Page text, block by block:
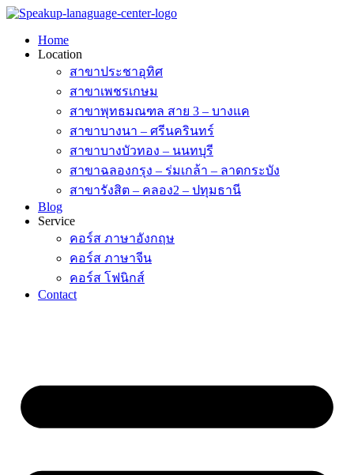
Skip
contentHome
Location
สาขาประชาอุทิศ
สาขาเพชรเกษม
สาขาพุทธมณฑล สาย 3 – บางแค
สาขาบางนา – ศรีนครินทร์
สาขาบางบัวทอง – นนทบุรี
สาขาฉลองกรุง – ร่มเกล้า – ลาดกระบัง
สาขารังสิต – คลอง2 – ปทุมธานี
Blog
Service
คอร์ส ภาษาอังกฤษ
คอร์ส ภาษาจีน
คอร์ส โฟนิกส์
Contact